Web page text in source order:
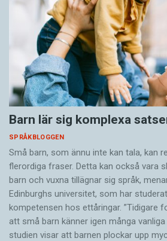
Barn lär sig komplexa
SPRÅKBLOGGEN
Små barn, som ännu inte kan tala, kan
flerordiga fraser. Detta kan också vara
barn och vuxna tillägnar sig språk,
Edinburghs universitet, som har
kompetensen hos ettåringar. ”Tidigare
att små barn känner igen många
studien visar att barnen plockar upp